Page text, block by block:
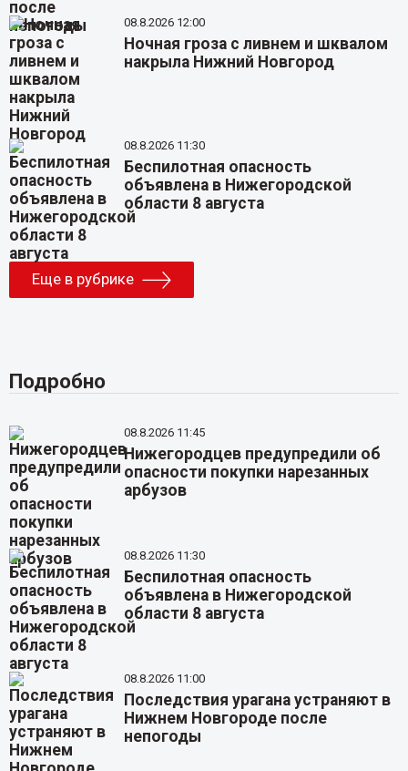
08.8.2026 12:00
Ночная гроза с ливнем и шквалом
накрыла Нижний Новгород
08.8.2026 11:30
Беспилотная опасность
объявлена в Нижегородской
области 8 августа
Еще в рубрике
Подробно
08.8.2026 11:45
Нижегородцев предупредили об
опасности покупки нарезанных
арбузов
08.8.2026 11:30
Беспилотная опасность
объявлена в Нижегородской
области 8 августа
08.8.2026 11:00
Последствия урагана устраняют в
Нижнем Новгороде после
непогоды